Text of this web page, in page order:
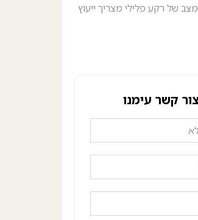
של רקע פלילי מצריך ייעוץ
קשר עימנו